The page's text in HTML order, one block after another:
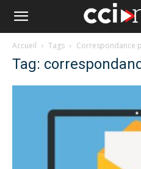
Accueil Tags Correspondance
Tag: